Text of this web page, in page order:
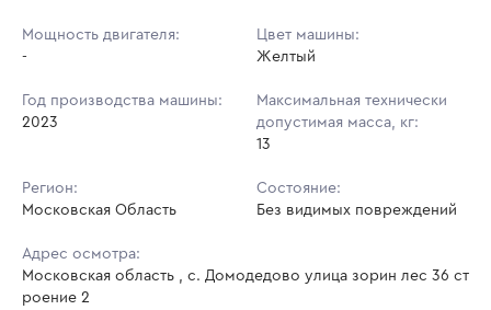
Мощность двигателя:
-
Цвет машины:
Желтый
Год производства машины:
2023
Максимальная технически
допустимая масса, кг:
13
Регион:
Московская Область
Состояние:
Без видимых повреждений
Адрес осмотра:
Московская область , с. Домодедово улица зорин лес 36 ст
роение 2